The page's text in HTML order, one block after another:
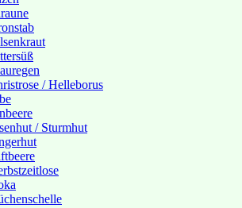
/ Helleborus
/ Sturmhut